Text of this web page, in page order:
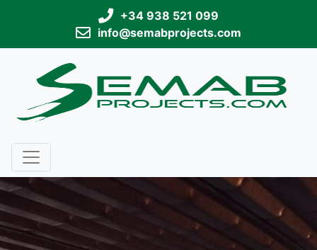
+34 938 521 099
info@semabprojects.com